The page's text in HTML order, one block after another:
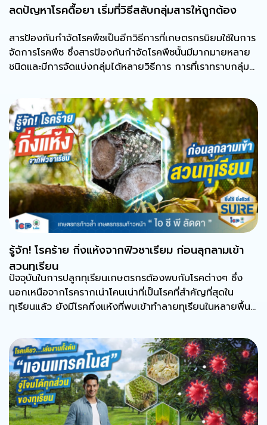
ลดปัญหาโรคดื้อยา เริ่มที่วิธีสลับกลุ่มสารให้ถูกต้อง
สารป้องกันกำจัดโรคพืชเป็นอีกวิธีการที่เกษตรกรนิยมใช้ในการ
จัดการโรคพืช ซึ่งสารป้องกันกำจัดโรคพืชนั้นมีมากมายหลาย
ชนิดและมีการจัดแบ่งกลุ่มได้หลายวิธีการ การที่เราทราบกลุ่ม
ปัญหาเชื้อโรคพืชต้านทานต่อสารป้องกันกำจัดโรคพืชได้ดี
รู้จัก! โรคร้าย กิ่งแห้งจากฟิวซาเรียม ก่อนลุกลามเข้า
สวนทุเรียน
ปัจจุบันในการปลูกทุเรียนเกษตรกรต้องพบกับโรคต่างๆ ซึ่ง
นอกเหนือจากโรครากเน่าโคนเน่าที่เป็นโรคที่สำคัญที่สุดใน
ทุเรียนแล้ว ยังมีโรคกิ่งแห้งที่พบเข้าทำลายทุเรียนในหลายพื้นที่